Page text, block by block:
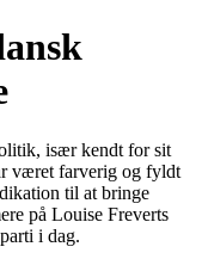
især kendt for sit
været farverig og fyldt
til at bringe
på Louise Freverts
i dag.